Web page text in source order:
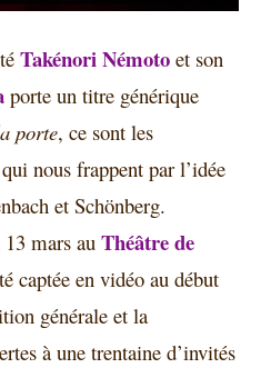
Takénori Némoto et son
porte un titre générique
porte, ce sont les
nous frappent par l’idée
et Schönberg.
mars au Théâtre de
captée en vidéo au début
générale et la
à une trentaine d’invités